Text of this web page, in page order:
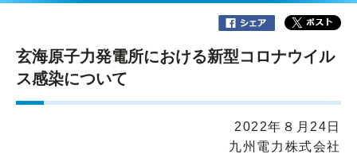
玄海原子力発電所における新型コロナウイル
ス感染について
2022年８月24日
九州電力株式会社